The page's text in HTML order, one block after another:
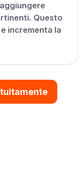
Questo
incrementa la